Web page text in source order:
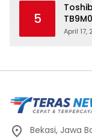
5
April 17,
Bekasi, Jawa